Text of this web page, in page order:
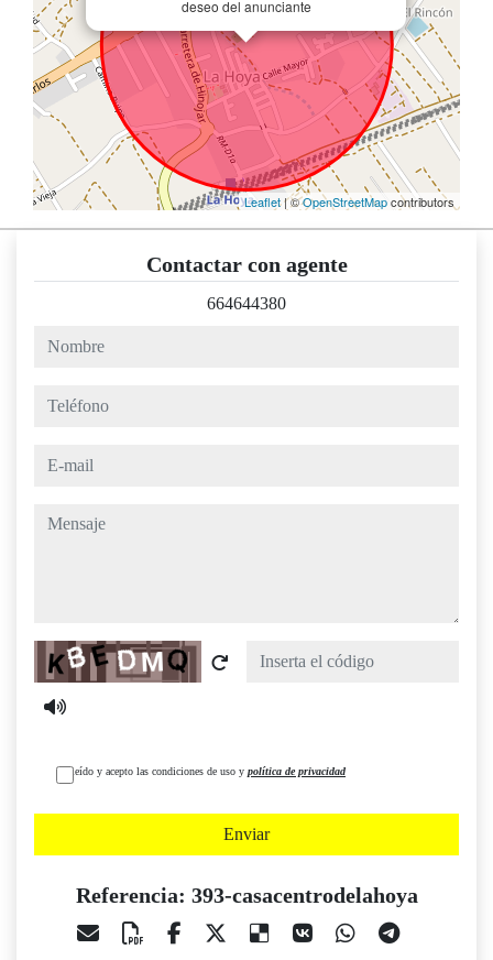
deseo del anunciante
Leaflet| ©OpenStreetMapcontributors
Contactar con agente
664644380
nombre
teléfono
e-mail
mensaje
Captcha
He leído y acepto las condiciones de uso y política de privacidad
Enviar
Referencia: 393-casacentrodelahoya